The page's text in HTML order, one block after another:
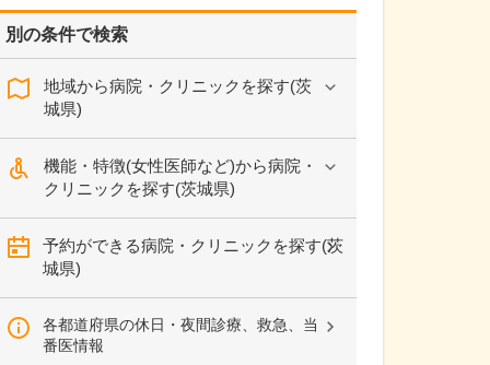
別の条件で検索
地域から病院・クリニックを探す(茨
城県)
機能・特徴(女性医師など)から病院・
クリニックを探す(茨城県)
予約ができる病院・クリニックを探す(茨
城県)
各都道府県の休日・夜間診療、救急、当
番医情報